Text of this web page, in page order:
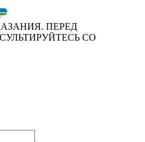
ПЕРЕД
СО